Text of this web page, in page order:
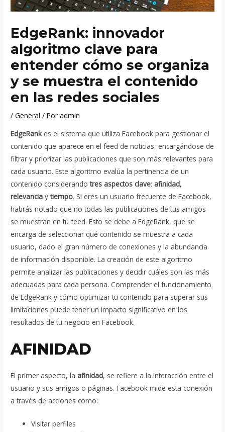
EdgeRank: innovador
algoritmo clave para
entender cómo se organiza
y se muestra el contenido
en las redes sociales
/General / Poradmin
EdgeRankes el sistema que utiliza Facebook para gestionar el
contenido que aparece en el feed de noticias, encargándose de
filtrar y priorizar las publicaciones que son más relevantes para
cada usuario. Este algoritmo evalúa la pertinencia de un
contenido considerandotres aspectos clave: afinidad,
relevancia ytiempo. Si eres un usuario frecuente de Facebook,
habrás notado que no todas las publicaciones de tus amigos
se muestran en tu feed. Esto se debe a EdgeRank, que se
encarga de seleccionar qué contenido se muestra a cada
usuario, dado el gran número de conexiones y la abundancia
de información disponible. La creación de este algoritmo
permite analizar las publicaciones y decidir cuáles son las más
adecuadas para cada persona. Comprender el funcionamiento
de EdgeRank y cómo optimizar tu contenido para superar sus
limitaciones puede tener un impacto significativo en los
resultados de tu negocio en Facebook.
AFINIDAD
El primer aspecto, la afinidad, se refiere a la interacción entre el
usuario y sus amigos o páginas. Facebook mide esta conexión
a través de acciones como:
Visitar perfiles